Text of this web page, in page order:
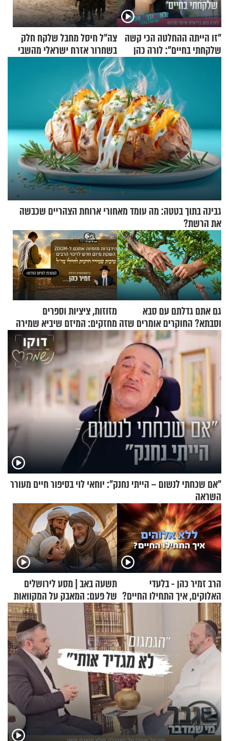
"זו הייתה ההחלטה הכי קשה
שלקחתי בחיים": לורה כהן
צה"ל חיסל מחבל שלקח חלק
בשחרור אזרח ישראלי מהשבי
גבינה בתוך בטטה: מה עומד מאחורי ארוחת הצהריים שכבשה
את הרשת?
גם אתם גדלתם עם סבא
וסבתא? החוקרים אומרים שזה
מתכון מנצח
מזוזות, ציציות וספרים
מחזקים: המיזם שיביא שמירה
רוחנית לאלפי חיילי צה"ל
"אם שכחתי לנשום – הייתי נחנק": יוחאי לוי בסיפור חיים מעורר
השראה
הרב זמיר כהן - בלעדי
האלוקים, איך התחילו החיים?
תשעה באב | מסע לירושלים
של פעם: המאבק על המקוואות